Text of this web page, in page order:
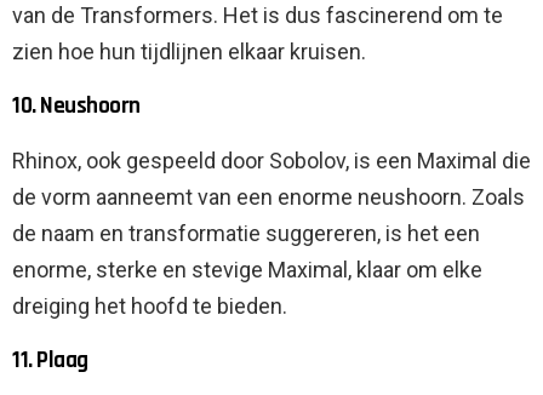
van de Transformers. Het is dus fascinerend om te
zien hoe hun tijdlijnen elkaar kruisen.
10. Neushoorn
Rhinox, ook gespeeld door Sobolov, is een Maximal die
de vorm aanneemt van een enorme neushoorn. Zoals
de naam en transformatie suggereren, is het een
enorme, sterke en stevige Maximal, klaar om elke
dreiging het hoofd te bieden.
11. Plaag